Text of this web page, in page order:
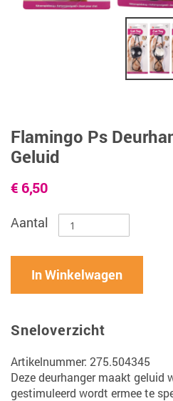
Flamingo Ps
Geluid
€ 6,50
Aantal
In Winkelwagen
Sneloverzicht
Artikelnummer: 275.504345
Deze deurhanger maakt geluid
gestimuleerd wordt ermee te